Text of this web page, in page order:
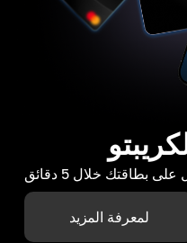
بطاقتك خلال 5 دقائق
لمعرفة المزيد